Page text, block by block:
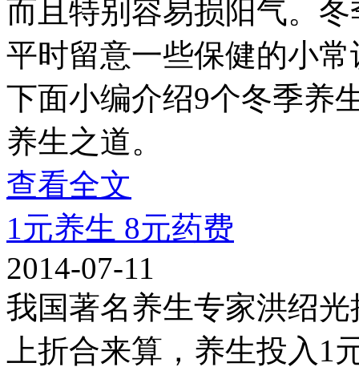
而且特别容易损阳气。
平时留意一些保健的小
下面小编介绍9个冬季养
养生之道。
查看全文
1元养生 8元药费
2014-07-11
我国著名养生专家洪绍
上折合来算，养生投入1